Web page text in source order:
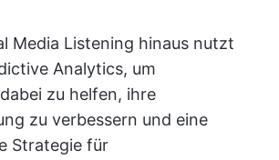
Media Listening hinaus nutzt
Analytics, um
zu helfen, ihre
zu verbessern und eine
Strategie für